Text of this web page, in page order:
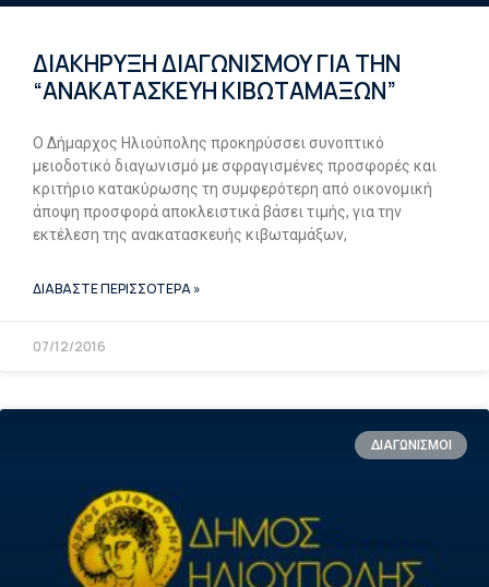
ΔΙΑΚΗΡΥΞΗ ΔΙΑΓΩΝΙΣΜΟΥ ΓΙΑ ΤΗΝ
“ΑΝΑΚΑΤΑΣΚΕΥΗ ΚΙΒΩΤΑΜΑΞΩΝ”
Ο Δήμαρχος Ηλιούπολης προκηρύσσει συνοπτικό
μειοδοτικό διαγωνισμό με σφραγισμένες προσφορές και
κριτήριο κατακύρωσης τη συμφερότερη από οικονομική
άποψη προσφορά αποκλειστικά βάσει τιμής, για την
εκτέλεση της ανακατασκευής κιβωταμάξων,
ΔΙΑΒΑΣΤΕ ΠΕΡΙΣΣΟΤΕΡΑ »
07/12/2016
ΔΙΑΓΩΝΙΣΜΟΙ